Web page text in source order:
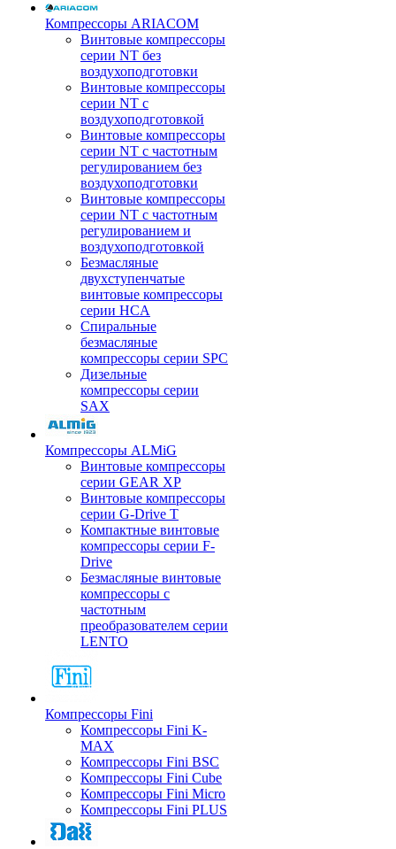
Компрессоры ARIACOM
Винтовые компрессоры
серии NT без
воздухоподготовки
Винтовые компрессоры
серии NT c
воздухоподготовкой
Винтовые компрессоры
серии NT с частотным
регулированием без
воздухоподготовки
Винтовые компрессоры
серии NT с частотным
регулированием и
воздухоподготовкой
Безмасляные
двухступенчатые
винтовые компрессоры
серии HCA
Спиральные
безмасляные
компрессоры серии SPC
Дизельные
компрессоры серии
SAX
Компрессоры ALMiG
Винтовые компрессоры
серии GEAR XP
Винтовые компрессоры
серии G-Drive T
Компактные винтовые
компрессоры серии F-
Drive
Безмасляные винтовые
компрессоры с
частотным
преобразователем серии
LENTO
Компрессоры Fini
Компрессоры Fini K-
MAX
Компрессоры Fini BSC
Компрессоры Fini Cube
Компрессоры Fini Micro
Компрессоры Fini PLUS